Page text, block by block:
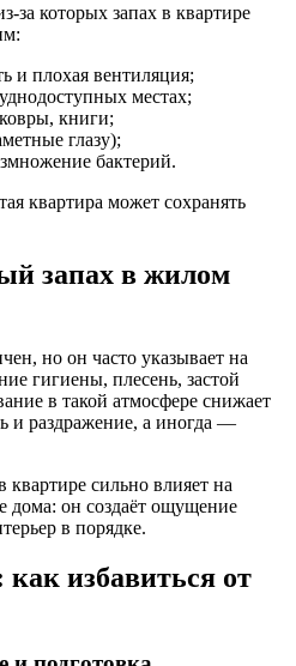
за которых запах в квартире
и плохая вентиляция;
местах;
книги;
глазу);
бактерий.
квартира может сохранять
запах в жилом
но он часто указывает на
гигиены, плесень, застой
в такой атмосфере снижает
и раздражение, а иногда —
квартире сильно влияет на
дома: он создаёт ощущение
в порядке.
избавиться от